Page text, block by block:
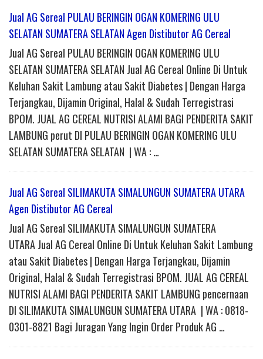
Jual AG Sereal PULAU BERINGIN OGAN KOMERING ULU
SELATAN SUMATERA SELATAN Agen Distibutor AG Cereal
Jual AG Sereal PULAU BERINGIN OGAN KOMERING ULU
SELATAN SUMATERA SELATAN Jual AG Cereal Online Di Untuk
Keluhan Sakit Lambung atau Sakit Diabetes | Dengan Harga
Terjangkau, Dijamin Original, Halal & Sudah Terregistrasi
BPOM. JUAL AG CEREAL NUTRISI ALAMI BAGI PENDERITA SAKIT
LAMBUNG perut DI PULAU BERINGIN OGAN KOMERING ULU
SELATAN SUMATERA SELATAN | WA : …
Jual AG Sereal SILIMAKUTA SIMALUNGUN SUMATERA UTARA
Agen Distibutor AG Cereal
Jual AG Sereal SILIMAKUTA SIMALUNGUN SUMATERA
UTARA Jual AG Cereal Online Di Untuk Keluhan Sakit Lambung
atau Sakit Diabetes | Dengan Harga Terjangkau, Dijamin
Original, Halal & Sudah Terregistrasi BPOM. JUAL AG CEREAL
NUTRISI ALAMI BAGI PENDERITA SAKIT LAMBUNG pencernaan
DI SILIMAKUTA SIMALUNGUN SUMATERA UTARA | WA : 0818-
0301-8821 Bagi Juragan Yang Ingin Order Produk AG …